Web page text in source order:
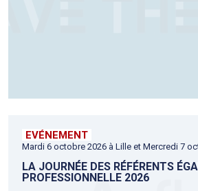
EVÉNEMENT
Mardi 6 octobre 2026 à Lille et Mercredi 7
LA JOURNÉE DES RÉFÉRENTS
PROFESSIONNELLE 2026